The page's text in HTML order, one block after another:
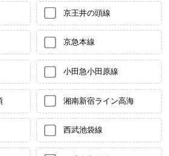
京王井の頭線
京急本線
小田急小田原線
湘南新宿ライン高海
西武池袋線